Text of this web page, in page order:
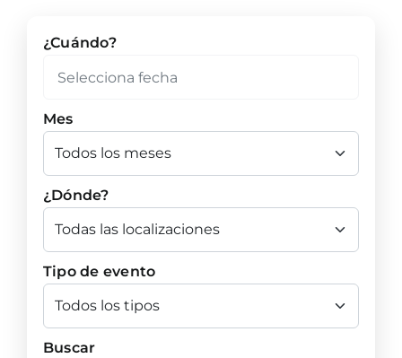
¿Cuándo?
Mes
¿Dónde?
Tipo de evento
Buscar